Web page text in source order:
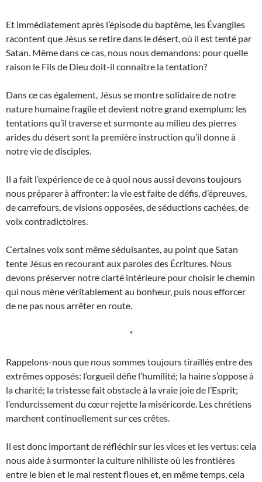
Et immédiatement après l’épisode du baptême, les Évangiles
racontent que Jésus se retire dans le désert, où il est tenté par
Satan. Même dans ce cas, nous nous demandons: pour quelle
raison le Fils de Dieu doit-il connaître la tentation?
Dans ce cas également, Jésus se montre solidaire de notre
nature humaine fragile et devient notre grand exemplum: les
tentations qu’il traverse et surmonte au milieu des pierres
arides du désert sont la première instruction qu’il donne à
notre vie de disciples.
Il a fait l’expérience de ce à quoi nous aussi devons toujours
nous préparer à affronter: la vie est faite de défis, d’épreuves,
de carrefours, de visions opposées, de séductions cachées, de
voix contradictoires.
Certaines voix sont même séduisantes, au point que Satan
tente Jésus en recourant aux paroles des Écritures. Nous
devons préserver notre clarté intérieure pour choisir le chemin
qui nous mène véritablement au bonheur, puis nous efforcer
de ne pas nous arrêter en route.
*
Rappelons-nous que nous sommes toujours tiraillés entre des
extrêmes opposés: l’orgueil défie l’humilité; la haine s’oppose à
la charité; la tristesse fait obstacle à la vraie joie de l’Esprit;
l’endurcissement du cœur rejette la miséricorde. Les chrétiens
marchent continuellement sur ces crêtes.
Il est donc important de réfléchir sur les vices et les vertus: cela
nous aide à surmonter la culture nihiliste où les frontières
entre le bien et le mal restent floues et, en même temps, cela